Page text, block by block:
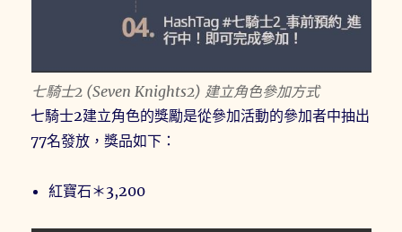
七騎士2 (Seven Knights2) 建立角色參加方式
七騎士2建立角色的獎勵是從參加活動的參加者中抽出
77名發放，獎品如下：
紅寶石＊3,200